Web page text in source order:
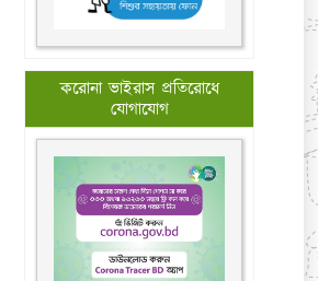
করোনা ভাইরাস প্রতিরোধে
যোগাযোগ